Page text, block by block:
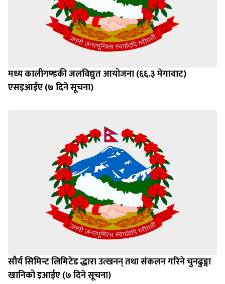
मध्य कालीगण्डकी जलविद्युत आयोजना (६६.३ मेगावाट)
एसइआईए (७ दिने सूचना)
सौर्य सिमिन्ट लिमिटेड द्धारा उत्खनन् तथा संकलन गरिने चुनढुङ्गा
खानिको इआईए (७ दिने सूचना)